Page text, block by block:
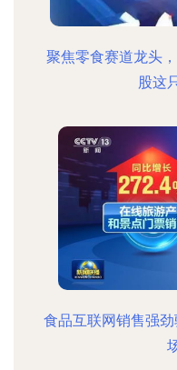
聚焦零食赛道龙头
股这
食品互联网销售强